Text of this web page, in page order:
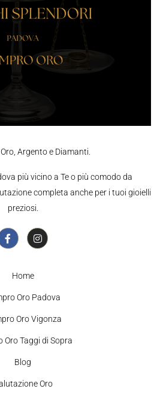
Argento e Diamanti.
più vicino a Te o più comodo da
completa anche per i tuoi gioielli
preziosi.
Home
Oro Padova
Oro Vigonza
Oro Taggi di Sopra
Blog
Oro